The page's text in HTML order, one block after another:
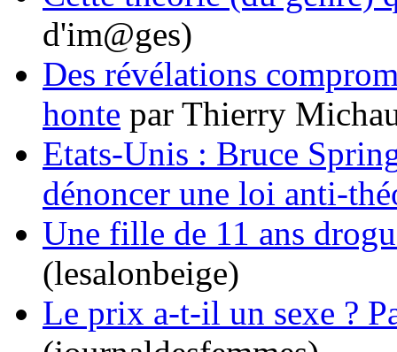
d'im@ges)
Des révélations
honte par Thierry
Etats-Unis : Bruce
dénoncer une loi anti-
Une fille de 11 ans
(lesalonbeige)
Le prix a-t-il un sexe ?